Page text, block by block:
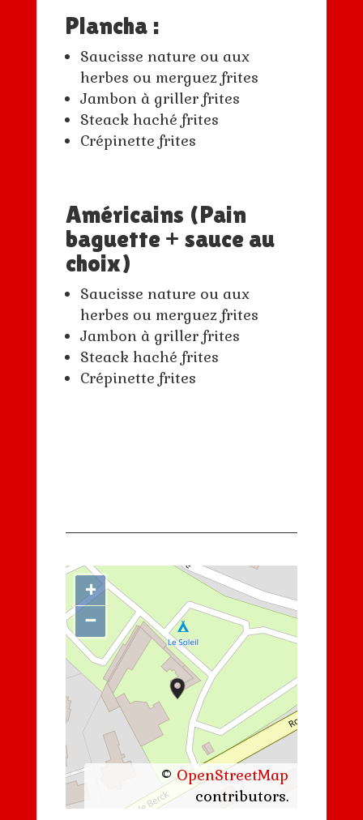
Plancha :
Saucisse nature ou aux
herbes ou merguez frites
Jambon à griller frites
Steack haché frites
Crépinette frites
Américains (Pain
baguette + sauce au
choix)
Saucisse nature ou aux
herbes ou merguez frites
Jambon à griller frites
Steack haché frites
Crépinette frites
+
−
©OpenStreetMap
contributors.